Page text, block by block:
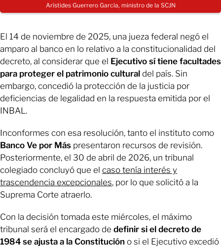
Arístides Guerrero García, ministro de la SCJN
El 14 de noviembre de 2025, una jueza federal negó el
amparo al banco en lo relativo a la constitucionalidad del
decreto, al considerar que el Ejecutivo sí tiene facultades
para proteger el patrimonio cultural del país. Sin
embargo, concedió la protección de la justicia por
deficiencias de legalidad en la respuesta emitida por el
INBAL.
Inconformes con esa resolución, tanto el instituto como
Banco Ve por Más presentaron recursos de revisión.
Posteriormente, el 30 de abril de 2026, un tribunal
colegiado concluyó que el caso tenía interés y
trascendencia excepcionales, por lo que solicitó a la
Suprema Corte atraerlo.
Con la decisión tomada este miércoles, el máximo
tribunal será el encargado de definir si el decreto de
1984 se ajusta a la Constitución o si el Ejecutivo excedió